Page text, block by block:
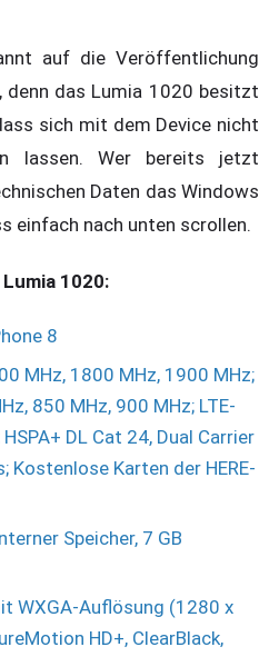
auf die Veröffentlichung
denn das Lumia 1020 besitzt
sich mit dem Device nicht
lassen. Wer bereits jetzt
Daten das Windows
einfach nach unten scrollen.
1020:
8
MHz, 1800 MHz, 1900 MHz;
850 MHz, 900 MHz; LTE-
DL Cat 24, Dual Carrier
Kostenlose Karten der HERE-
Speicher, 7 GB
WXGA-Auflösung (1280 x
HD+, ClearBlack,